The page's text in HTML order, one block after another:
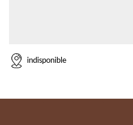
indisponible